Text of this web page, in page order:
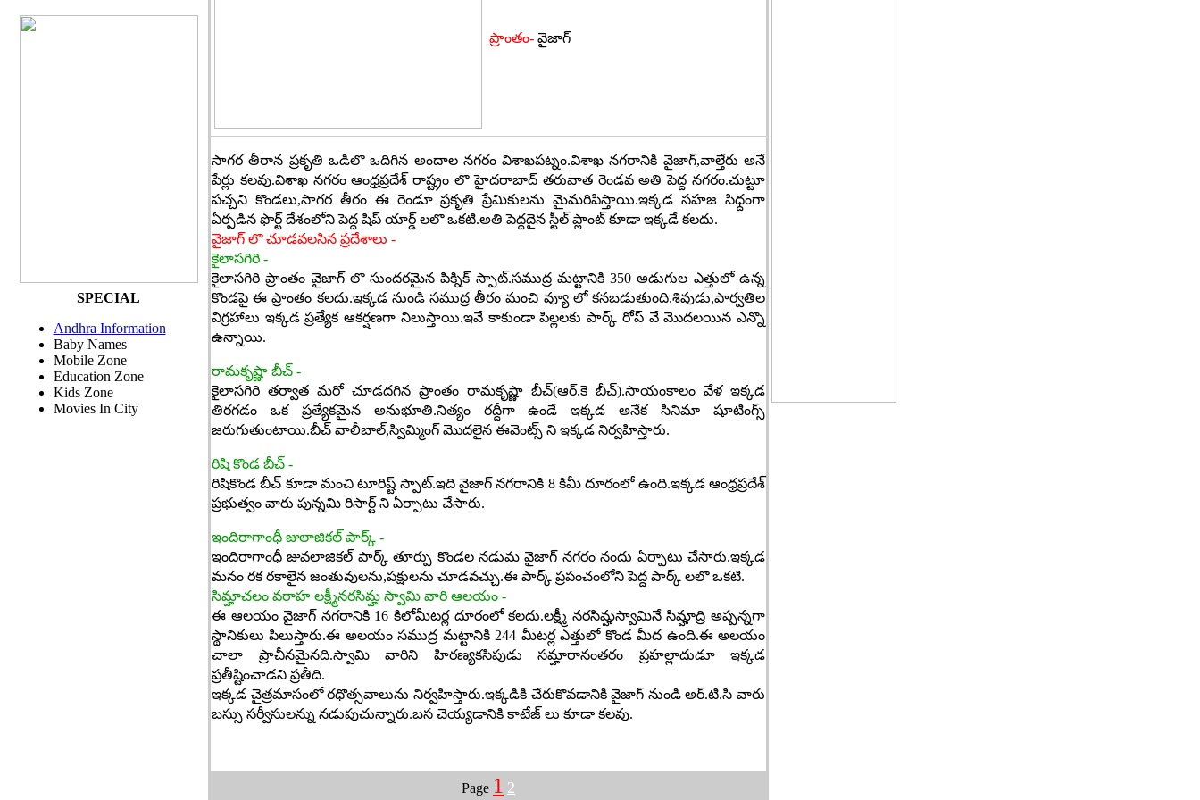
SPECIAL
Andhra Information
Baby Names
Mobile Zone
Education Zone
Kids Zone
Movies In City
ప్రాంతం- వైజాగ్
సాగర తీరాన ప్రకృతి ఒడిలొ ఒదిగిన అందాల నగరం విశాఖపట్నం.విశాఖ నగరానికి వైజాగ్,వాల్తేరు అనే
పేర్లు కలవు.విశాఖ నగరం ఆంధ్రప్రదేశ్ రాష్ట్రం లొ హైదరాబాద్ తరువాత రెండవ అతి పెద్ద నగరం.చుట్టూ
పచ్చని కొండలు,సాగర తీరం ఈ రెండూ ప్రకృతి ప్రేమికులను మైమరిపిస్తాయి.ఇక్కడ సహజ సిధ్దంగా
ఏర్పడిన ఫొర్ట్ దేశంలోని పెద్ద షిప్ యార్డ్ లలొ ఒకటి.అతి పెద్దదైన స్టీల్ ప్లాంట్ కూడా ఇక్కడే కలదు.
వైజాగ్ లొ చూడవలసిన ప్రదేశాలు -
కైలాసగిరి -
కైలాసగిరి ప్రాంతం వైజాగ్ లొ సుందరమైన పిక్నిక్ స్పాట్.సముద్ర మట్టానికి 350 అడుగుల ఎత్తులో ఉన్న
కొండపై ఈ ప్రాంతం కలదు.ఇక్కడ నుండి సముద్ర తీరం మంచి వ్యూ లో కనబడుతుంది.శివుడు,పార్వతిల
విగ్రహాలు ఇక్కడ ప్రత్యేక ఆకర్షణగా నిలుస్తాయి.ఇవే కాకుండా పిల్లలకు పార్క్ రోప్ వే మొదలయిన ఎన్నొ
ఉన్నాయి.
రామకృష్ణా బీచ్ -
కైలాసగిరి తర్వాత మరో చూడదగిన ప్రాంతం రామకృష్ణా బీచ్(ఆర్.కె బీచ్).సాయంకాలం వేళ ఇక్కడ
తిరగడం ఒక ప్రత్యేకమైన అనుభూతి.నిత్యం రద్దీగా ఉండే ఇక్కడ అనేక సినిమా షూటింగ్స్
జరుగుతుంటాయి.బీచ్ వాలీబాల్,స్విమ్మింగ్ మొదలైన ఈవెంట్స్ ని ఇక్కడ నిర్వహిస్తారు.
రిషి కొండ బీచ్ -
రిషికొండ బీచ్ కూడా మంచి టూరిష్ట్ స్పాట్.ఇది వైజాగ్ నగరానికి 8 కిమీ దూరంలో ఉంది.ఇక్కడ ఆంధ్రప్రదేశ్
ప్రభుత్వం వారు పున్నమి రిసార్ట్ ని ఏర్పాటు చేసారు.
ఇందిరాగాంధీ జులాజికల్ పార్క్ -
ఇందిరాగాంధీ జువలాజికల్ పార్క్ తూర్పు కొండల నడుమ వైజాగ్ నగరం నందు ఏర్పాటు చేసారు.ఇక్కడ
మనం రక రకాలైన జంతువులను,పక్షులను చూడవచ్చు.ఈ పార్క్ ప్రపంచంలోని పెద్ద పార్క్ లలొ ఒకటి.
సిమ్హాచలం వరాహ లక్ష్మీనరసిమ్హ స్వామి వారి ఆలయం -
ఈ ఆలయం వైజాగ్ నగరానికి 16 కిలోమీటర్ల దూరంలో కలదు.లక్ష్మీ నరసిమ్హస్వామినే సిమ్హాద్రి అప్పన్నగా
స్థానికులు పిలుస్తారు.ఈ అలయం సముద్ర మట్టానికి 244 మీటర్ల ఎత్తులో కొండ మీద ఉంది.ఈ అలయం
చాలా ప్రాచీనమైనది.స్వామి వారిని హిరణ్యకసిపుడు సమ్హారానంతరం ప్రహల్లాదుడూ ఇక్కడ
ప్రతీష్టించాడని ప్రతీది.
ఇక్కడ చైత్రమాసంలో రధొత్సవాలును నిర్వహిస్తారు.ఇక్కడికి చేరుకొవడానికి వైజాగ్ నుండి అర్.టి.సి వారు
బస్సు సర్వీసులన్ను నడుపుచున్నారు.బస చెయ్యడానికి కాటేజ్ లు కూడా కలవు.
Page 1 2